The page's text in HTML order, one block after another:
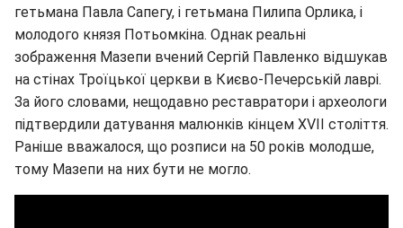
гетьмана Павла Сапегу, і гетьмана Пилипа Орлика, і
молодого князя Потьомкіна. Однак реальні
зображення Мазепи вчений Сергій Павленко відшукав
на стінах Троїцької церкви в Києво-Печерській лаврі.
За його словами, нещодавно реставратори і археологи
підтвердили датування малюнків кінцем ХVII століття.
Раніше вважалося, що розписи на 50 років молодше,
тому Мазепи на них бути не могло.